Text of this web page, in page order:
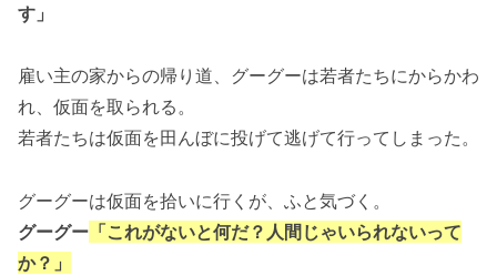
す」
雇い主の家からの帰り道、グーグーは若者たちにからかわ
れ、仮面を取られる。
若者たちは仮面を田んぼに投げて逃げて行ってしまった。
グーグーは仮面を拾いに行くが、ふと気づく。
グーグー 「これがないと何だ？人間じゃいられないって
か？」